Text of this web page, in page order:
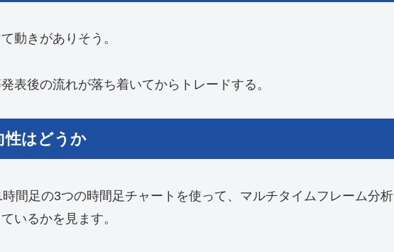
動きがありそう。
表後の流れが落ち着いてからトレードする。
性はどうか
時間足の3つの時間足チャートを使って、マルチタイムフレーム分析
いるかを見ます。